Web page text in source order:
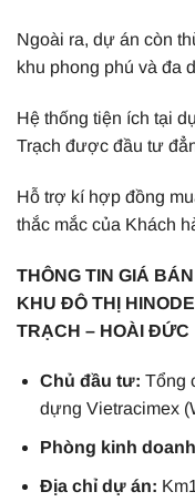
Ngoài ra, dự án còn
khu phong phú và đa
Hệ thống tiện ích tại
Trạch được đầu tư
Hỗ trợ kí hợp đồng
thắc mắc của Khách
THÔNG TIN GIÁ
KHU ĐÔ THỊ
TRẠCH – HOÀI ĐỨC
Chủ đầu tư: Tổng
dựng Vietracimex
Phòng kinh doanh
Địa chỉ dự án: